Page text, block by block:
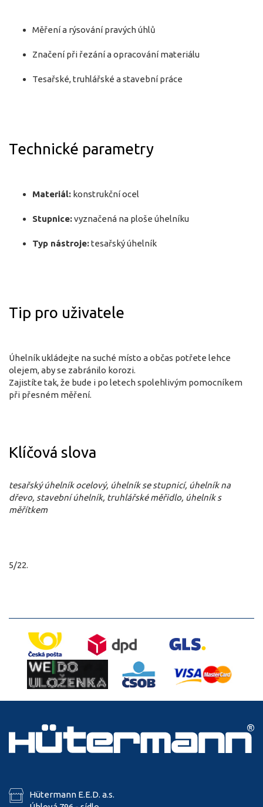
Měření a rýsování pravých úhlů
Značení při řezání a opracování materiálu
Tesařské, truhlářské a stavební práce
Technické parametry
Materiál: konstrukční ocel
Stupnice:vyznačená na ploše úhelníku
Typ nástroje:tesařský úhelník
Tip pro uživatele
Úhelník ukládejte na suché místo a občas potřete lehce
olejem, aby se zabránilo korozi.
Zajistíte tak, že bude i po letech spolehlivým pomocníkem
při přesném měření.
Klíčová slova
tesařský úhelník ocelový, úhelník se stupnicí, úhelník na
dřevo, stavební úhelník, truhlářské měřidlo, úhelník s
měřítkem
5/22.
Hütermann E.E.D. a.s.